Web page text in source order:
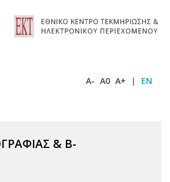
A- A0 A+ | EN
& Β-